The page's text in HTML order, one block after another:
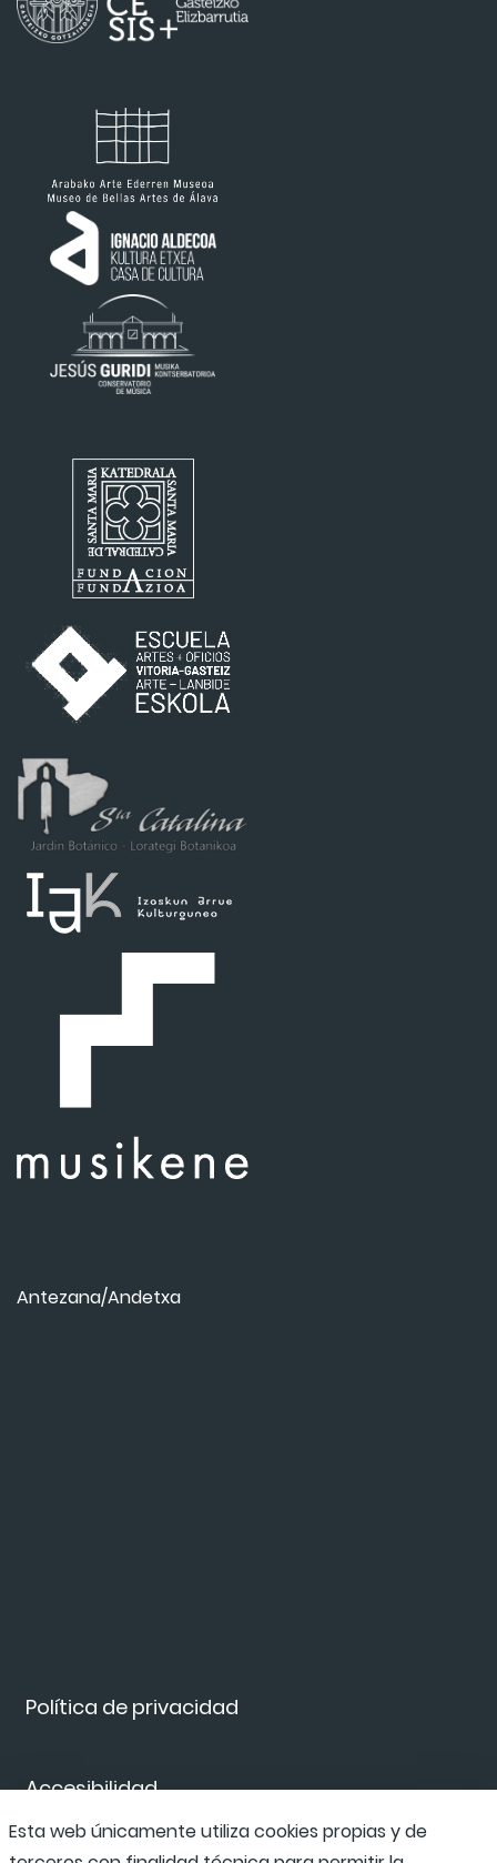
Política de privacidad
Accesibilidad
Antezana/Andetxa
Esta web únicamente utiliza cookies propias y de